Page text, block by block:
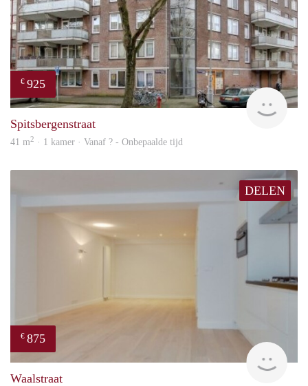
€ 925
Spitsbergenstraat
41 m2 · 1 kamer · Vanaf ? - Onbepaalde tijd
DELEN
€ 875
Waalstraat